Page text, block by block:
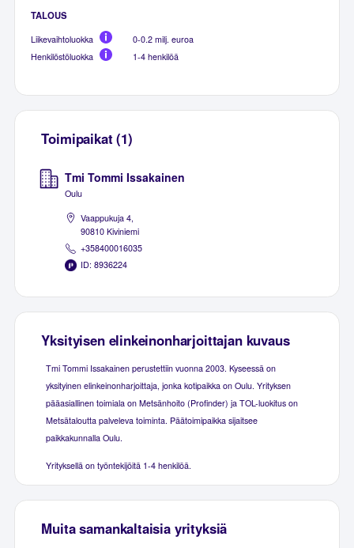
TALOUS
Liikevaihtoluokka
0-0.2 milj. euroa
Henkilöstöluokka
1-4 henkilöä
Toimipaikat (1)
Tmi Tommi Issakainen
Oulu
Vaappukuja 4,
90810 Kiviniemi
+358400016035
ID: 8936224
Yksityisen elinkeinonharjoittajan kuvaus
Tmi Tommi Issakainen perustettiin vuonna 2003. Kyseessä on
yksityinen elinkeinonharjoittaja, jonka kotipaikka on Oulu. Yrityksen
pääasiallinen toimiala on Metsänhoito (Profinder) ja TOL-luokitus on
Metsätaloutta palveleva toiminta. Päätoimipaikka sijaitsee
paikkakunnalla Oulu.
Yrityksellä on työntekijöitä 1-4 henkilöä.
Muita samankaltaisia yrityksiä